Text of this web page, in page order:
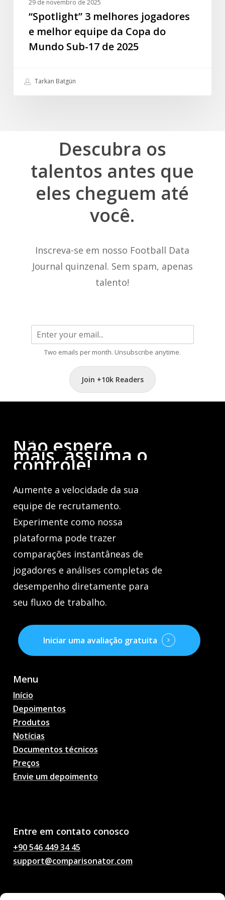
29 de novembro de 2025
“Spotlight” 3 melhores jogadores
e melhor equipe da Copa do
Mundo Sub-17 de 2025
Tarkan Batgün
Descubra os
talentos antes que
eles cheguem até
você.
Inscreva-se em nosso Football Data
Journal quinzenal. Sem spam, apenas
talento!
Two emails per month. Unsubscribe anytime.
Join +10k Readers
Nãoespere
mais,assuma o
controle!
Aumente a velocidade da sua
equipe de recrutamento.
Experimente como nossa
plataforma pode trazer
comparações instantâneas de
jogadores e análises completas de
desempenho diretamente para
seu fluxo de trabalho.
Iniciar uma avaliação gratuita
Menu
Início
Depoimentos
Produtos
Notícias
Documentos técnicos
Preços
Envie um depoimento
Entre em contato conosco
+90 546 449 34 45
support@comparisonator.com